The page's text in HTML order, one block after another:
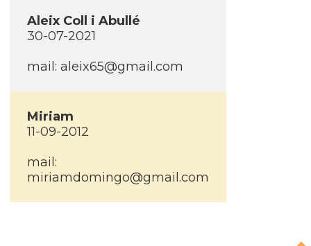
Aleix Coll i Abullé
30-07-2021
mail: aleix65@gmail.com
Miriam
11-09-2012
mail:
miriamdomingo@gmail.com